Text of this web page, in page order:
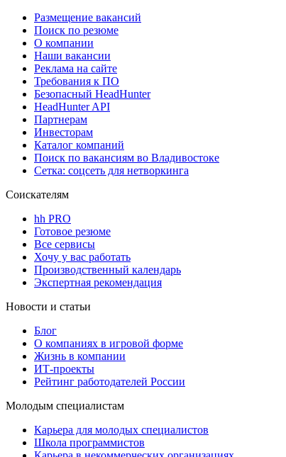
Размещение вакансий
Поиск по резюме
О компании
Наши вакансии
Реклама на сайте
Требования к ПО
Безопасный HeadHunter
HeadHunter API
Партнерам
Инвесторам
Каталог компаний
Поиск по вакансиям во Владивостоке
Сетка: соцсеть для нетворкинга
Соискателям
hh PRO
Готовое резюме
Все сервисы
Хочу у вас работать
Производственный календарь
Экспертная рекомендация
Новости и статьи
Блог
О компаниях в игровой форме
Жизнь в компании
ИТ-проекты
Рейтинг работодателей России
Молодым специалистам
Карьера для молодых специалистов
Школа программистов